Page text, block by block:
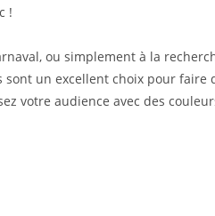
!
ou simplement à la
un excellent choix pour faire
votre audience avec des